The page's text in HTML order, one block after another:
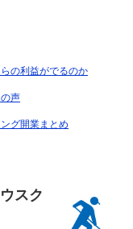
の利益がでるのか
声
グ開業まとめ
スク